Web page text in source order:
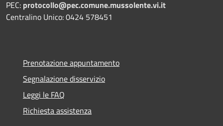
PEC: protocollo@pec.comune.mussolente.vi.it
Centralino Unico: 0424 578451
Prenotazione appuntamento
Segnalazione disservizio
Leggi le FAQ
Richiesta assistenza